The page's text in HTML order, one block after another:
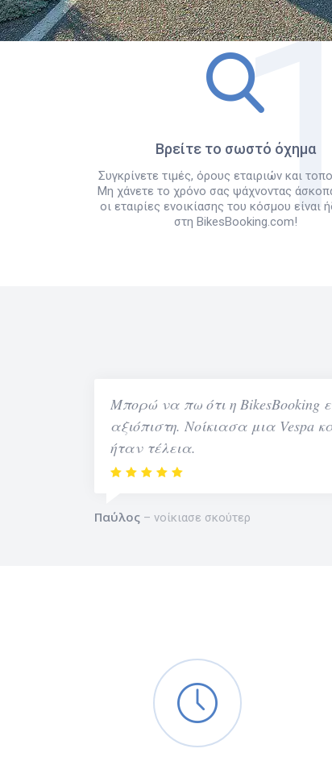
Βρείτε το σωστό όχημα
Συγκρίνετε τιμές, όρους εταιριών και
Μη χάνετε το χρόνο σας ψάχνοντας
οι εταιρίες ενοικίασης του κόσμου είναι
στη BikesBooking.com!
Μπορώ να πω ότι η BikesBooking
αξιόπιστη. Νοίκιασα μια Vespa
ήταν τέλεια.
Παύλος νοίκιασε σκούτερ